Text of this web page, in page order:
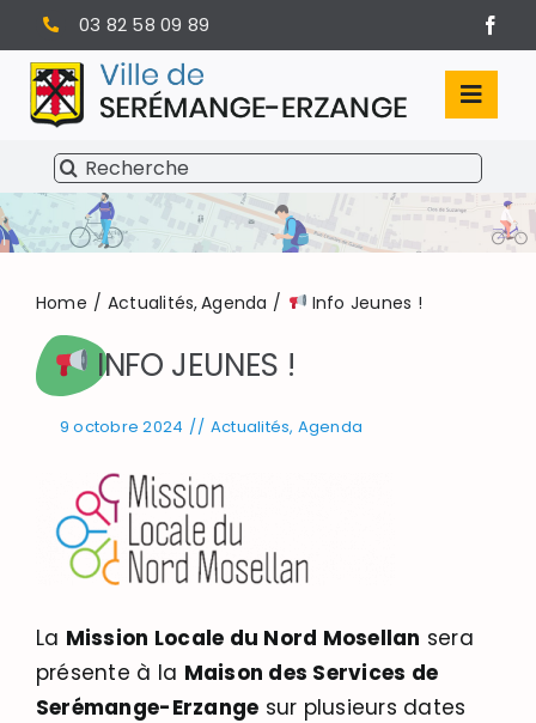
Passer
au
contenu
03 82 58 09 89
SÉRÉMANGE-ERZANGE
VIE MUNICIPALE
VIVRE À SERÉMANGE-ERZANGE
INFOS PRATIQUES
Rechercher:
Home Actualités Agenda Info Jeunes !
INFO JEUNES !
9 octobre 2024 // Actualités, Agenda
La Mission Locale du Nord Mosellan sera
présente à la Maison des Services de
Serémange-Erzange sur plusieurs dates